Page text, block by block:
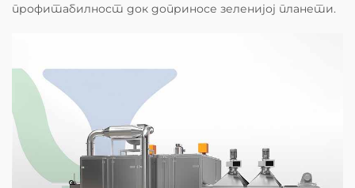
профитабилност док доприносе зеленијој планети.